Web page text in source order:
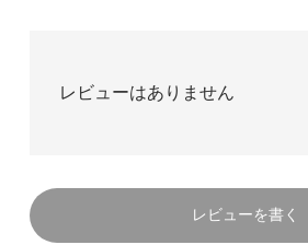
レビューはありません
レビューを書く